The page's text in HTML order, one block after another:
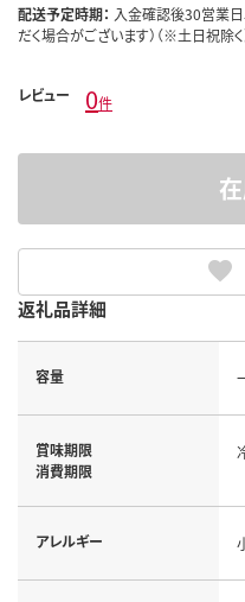
配送予定時期： 入金確認後30営業
だく場合がございます）（※土日祝除く
レビュー 0件
返礼品詳細
容量
賞味期限
消費期限
アレルギー